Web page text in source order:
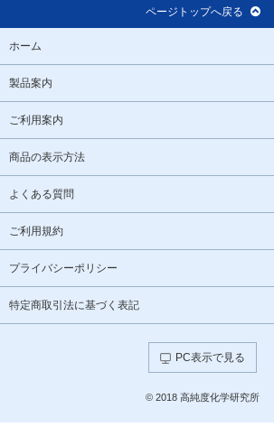
ページトップへ戻る
ホーム
製品案内
ご利用案内
商品の表示方法
よくある質問
ご利用規約
プライバシーポリシー
特定商取引法に基づく表記
PC表示で見る
© 2018 高純度化学研究所